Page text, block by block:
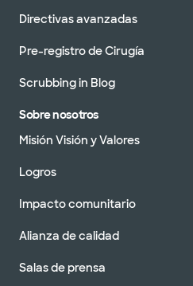
Directivas avanzadas
Pre-registro de Cirugía
Scrubbing in Blog
Sobre nosotros
Misión Visión y Valores
Logros
Impacto comunitario
Alianza de calidad
Salas de prensa